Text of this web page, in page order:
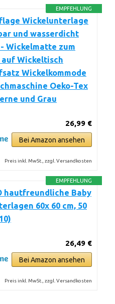
EMPFEHLUNG
Wickelunterlage
und wasserdicht
- Wickelmatte zum
Wickeltisch
Wickelkommode
Oeko-Tex
und Grau
26,99 €
Bei Amazon ansehen
Preis inkl. MwSt., zzgl. Versandkosten
EMPFEHLUNG
hautfreundliche Baby
60x 60 cm, 50
26,49 €
Bei Amazon ansehen
Preis inkl. MwSt., zzgl. Versandkosten